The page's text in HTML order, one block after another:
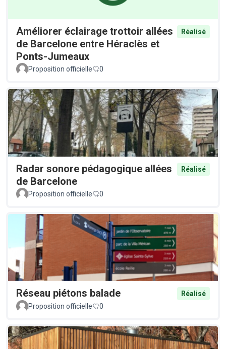
Améliorer éclairage trottoir allées
de Barcelone entre Héraclès et
Ponts-Jumeaux
Réalisé
Proposition officielle 0
Radar sonore pédagogique allées
de Barcelone
Réalisé
Proposition officielle 0
Réseau piétons balade
Réalisé
Proposition officielle
0